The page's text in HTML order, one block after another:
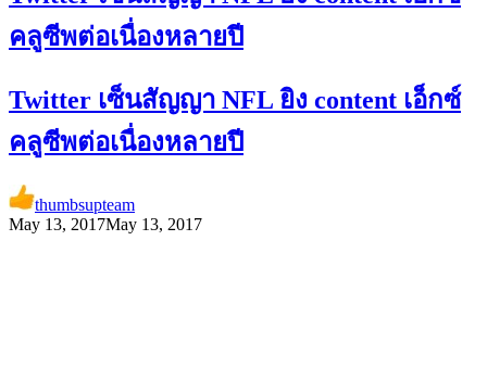
คลูซีพต่อเนื่องหลายปี
Twitter เซ็นสัญญา NFL ยิง content เอ็กซ์
คลูซีพต่อเนื่องหลายปี
thumbsupteam
May 13, 2017May 13, 2017